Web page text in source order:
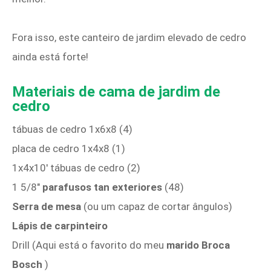
Fora isso, este canteiro de jardim elevado de cedro
ainda está forte!
Materiais de cama de jardim de
cedro
tábuas de cedro 1x6x8 (4)
placa de cedro 1x4x8 (1)
1x4x10′ tábuas de cedro (2)
1 5/8″ parafusos tan exteriores (48)
Serra de mesa (ou um capaz de cortar ângulos)
Lápis de carpinteiro
Drill (Aqui está o favorito do meu marido Broca
Bosch )